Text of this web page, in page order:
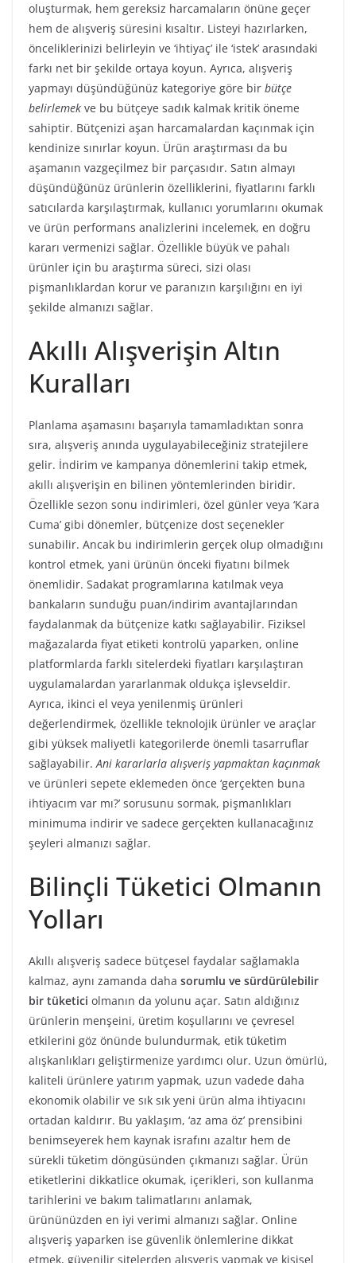
oluşturmak, hem gereksiz harcamaların önüne geçer
hem de alışveriş süresini kısaltır. Listeyi hazırlarken,
önceliklerinizi belirleyin ve ‘ihtiyaç’ ile ‘istek’ arasındaki
farkı net bir şekilde ortaya koyun. Ayrıca, alışveriş
yapmayı düşündüğünüz kategoriye göre bir bütçe
belirlemek ve bu bütçeye sadık kalmak kritik öneme
sahiptir. Bütçenizi aşan harcamalardan kaçınmak için
kendinize sınırlar koyun. Ürün araştırması da bu
aşamanın vazgeçilmez bir parçasıdır. Satın almayı
düşündüğünüz ürünlerin özelliklerini, fiyatlarını farklı
satıcılarda karşılaştırmak, kullanıcı yorumlarını okumak
ve ürün performans analizlerini incelemek, en doğru
kararı vermenizi sağlar. Özellikle büyük ve pahalı
ürünler için bu araştırma süreci, sizi olası
pişmanlıklardan korur ve paranızın karşılığını en iyi
şekilde almanızı sağlar.
Akıllı Alışverişin Altın
Kuralları
Planlama aşamasını başarıyla tamamladıktan sonra
sıra, alışveriş anında uygulayabileceğiniz stratejilere
gelir. İndirim ve kampanya dönemlerini takip etmek,
akıllı alışverişin en bilinen yöntemlerinden biridir.
Özellikle sezon sonu indirimleri, özel günler veya ‘Kara
Cuma’ gibi dönemler, bütçenize dost seçenekler
sunabilir. Ancak bu indirimlerin gerçek olup olmadığını
kontrol etmek, yani ürünün önceki fiyatını bilmek
önemlidir. Sadakat programlarına katılmak veya
bankaların sunduğu puan/indirim avantajlarından
faydalanmak da bütçenize katkı sağlayabilir. Fiziksel
mağazalarda fiyat etiketi kontrolü yaparken, online
platformlarda farklı sitelerdeki fiyatları karşılaştıran
uygulamalardan yararlanmak oldukça işlevseldir.
Ayrıca, ikinci el veya yenilenmiş ürünleri
değerlendirmek, özellikle teknolojik ürünler ve araçlar
gibi yüksek maliyetli kategorilerde önemli tasarruflar
sağlayabilir.Ani kararlarla alışveriş yapmaktan kaçınmak
ve ürünleri sepete eklemeden önce ‘gerçekten buna
ihtiyacım var mı?’ sorusunu sormak, pişmanlıkları
minimuma indirir ve sadece gerçekten kullanacağınız
şeyleri almanızı sağlar.
Bilinçli Tüketici Olmanın
Yolları
Akıllı alışveriş sadece bütçesel faydalar sağlamakla
kalmaz, aynı zamanda daha sorumlu ve sürdürülebilir
bir tüketici olmanın da yolunu açar. Satın aldığınız
ürünlerin menşeini, üretim koşullarını ve çevresel
etkilerini göz önünde bulundurmak, etik tüketim
alışkanlıkları geliştirmenize yardımcı olur. Uzun ömürlü,
kaliteli ürünlere yatırım yapmak, uzun vadede daha
ekonomik olabilir ve sık sık yeni ürün alma ihtiyacını
ortadan kaldırır. Bu yaklaşım, ‘az ama öz’ prensibini
benimseyerek hem kaynak israfını azaltır hem de
sürekli tüketim döngüsünden çıkmanızı sağlar. Ürün
etiketlerini dikkatlice okumak, içerikleri, son kullanma
tarihlerini ve bakım talimatlarını anlamak,
ürününüzden en iyi verimi almanızı sağlar. Online
alışveriş yaparken ise güvenlik önlemlerine dikkat
etmek, güvenilir sitelerden alışveriş yapmak ve kişisel